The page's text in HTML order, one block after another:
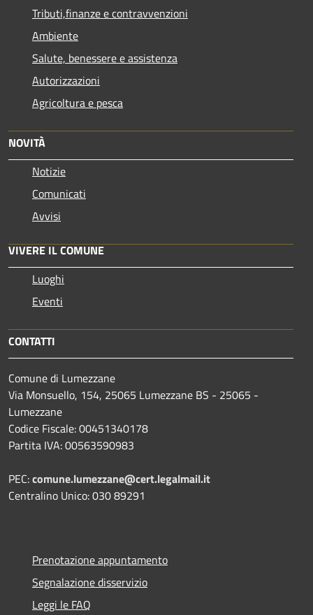
Tributi,finanze e contravvenzioni
Ambiente
Salute, benessere e assistenza
Autorizzazioni
Agricoltura e pesca
NOVITÀ
Notizie
Comunicati
Avvisi
VIVERE IL COMUNE
Luoghi
Eventi
CONTATTI
Comune di Lumezzane
Via Monsuello, 154, 25065 Lumezzane BS - 25065 -
Lumezzane
Codice Fiscale: 00451340178
Partita IVA: 00563590983
PEC:comune.lumezzane@cert.legalmail.it
Centralino Unico: 030 89291
Prenotazione appuntamento
Segnalazione disservizio
Leggi le FAQ